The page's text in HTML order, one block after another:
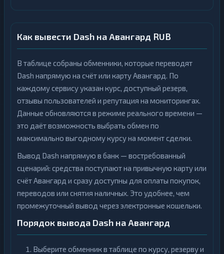
Как вывести Dash на Авангард RUB
В таблице собраны обменники, которые переводят
Dash напрямую на счёт или карту Авангард. По
каждому сервису указан курс, доступный резерв,
отзывы пользователей и репутация на мониторингах.
Данные обновляются в режиме реального времени —
это даёт возможность выбрать обмен по
максимально выгодному курсу на момент сделки.
Вывод Dash напрямую в банк — востребованный
сценарий: средства поступают на привычную карту или
счёт Авангард и сразу доступны для оплаты покупок,
переводов или снятия наличных. Это удобнее, чем
промежуточный вывод через электронные кошельки.
Порядок вывода Dash на Авангард
Выберите обменник в таблице по курсу, резерву и